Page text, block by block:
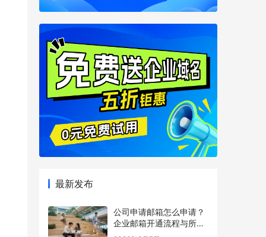
最新发布
公司申请邮箱怎么申请？
企业邮箱开通流程与所需
材料说明